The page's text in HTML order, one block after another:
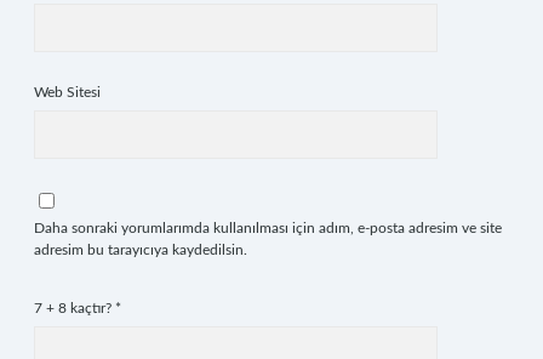
Web Sitesi
Daha sonraki yorumlarımda kullanılması için adım, e-posta adresim ve site
adresim bu tarayıcıya kaydedilsin.
7 + 8 kaçtır? *